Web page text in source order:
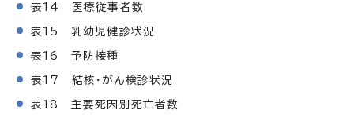
表14 医療従事者数
表15 乳幼児健診状況
表16 予防接種
表17 結核・がん検診状況
表18 主要死因別死亡者数